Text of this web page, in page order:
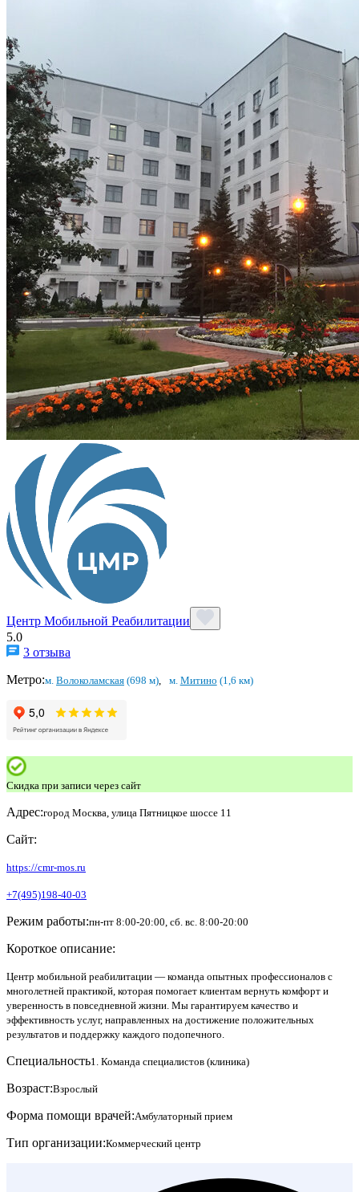
Центр Мобильной Реабилитации
5.0
3 отзыва
Метро:м. Волоколамская (698 м) м. Митино (1,6 км)
Скидка при записи через сайт
Адрес:город Москва, улица Пятницкое шоссе 11
Сайт:
https://cmr-mos.ru
+7(495)198-40-03
Режим работы:пн-пт 8:00-20:00, сб. вс. 8:00-20:00
Короткое описание:
Центр мобильной реабилитации — команда опытных профессионалов с
многолетней практикой, которая помогает клиентам вернуть комфорт и
уверенность в повседневной жизни. Мы гарантируем качество и
эффективность услуг, направленных на достижение положительных
результатов и поддержку каждого подопечного.
Специальность1. Команда специалистов (клиника)
Возраст:Взрослый
Форма помощи врачей:Амбулаторный прием
Тип организации:Коммерческий центр